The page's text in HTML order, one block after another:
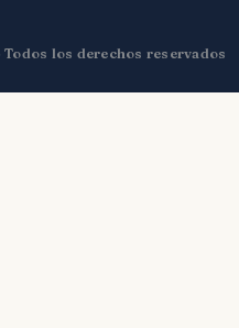
los derechos reservados